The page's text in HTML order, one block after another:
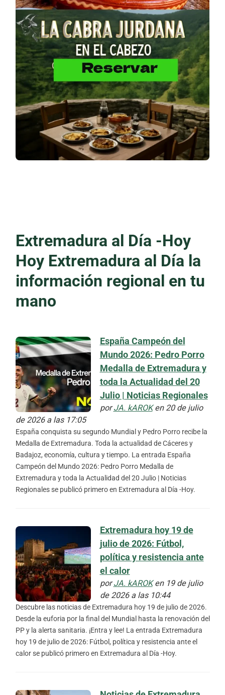
Extremadura al Día -Hoy
Hoy Extremadura al Día la
información regional en tu
mano
España Campeón del
Mundo 2026: Pedro Porro
Medalla de Extremadura y
toda la Actualidad del 20
Julio | Noticias Regionales
porJA. kAROKen 20 de julio
de 2026 a las 17:05
España conquista su segundo Mundial y Pedro Porro recibe la
Medalla de Extremadura. Toda la actualidad de Cáceres y
Badajoz, economía, cultura y tiempo. La entrada España
Campeón del Mundo 2026: Pedro Porro Medalla de
Extremadura y toda la Actualidad del 20 Julio | Noticias
Regionales se publicó primero en Extremadura al Día -Hoy.
Extremadura hoy 19 de
julio de 2026: Fútbol,
política y resistencia ante
el calor
porJA. kAROKen 19 de julio
de 2026 a las 10:44
Descubre las noticias de Extremadura hoy 19 de julio de 2026.
Desde la euforia por la final del Mundial hasta la renovación del
PP y la alerta sanitaria. ¡Entra y lee! La entrada Extremadura
hoy 19 de julio de 2026: Fútbol, política y resistencia ante el
calor se publicó primero en Extremadura al Día -Hoy.